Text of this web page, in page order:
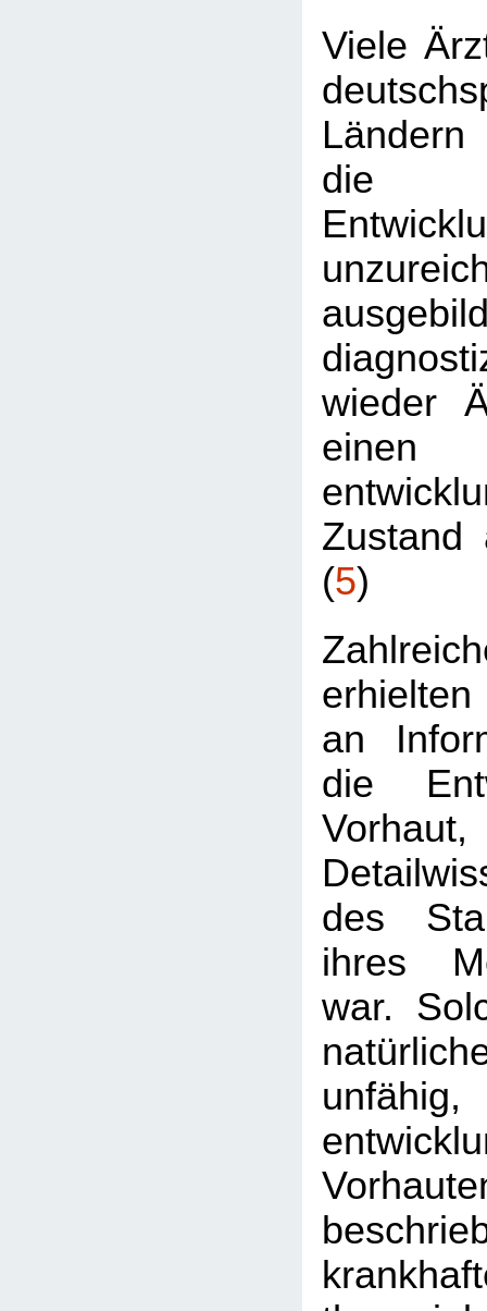
Viele
die
wieder
einen
Zustand
(5)
an
die
des
ihres
war.
unfähig,